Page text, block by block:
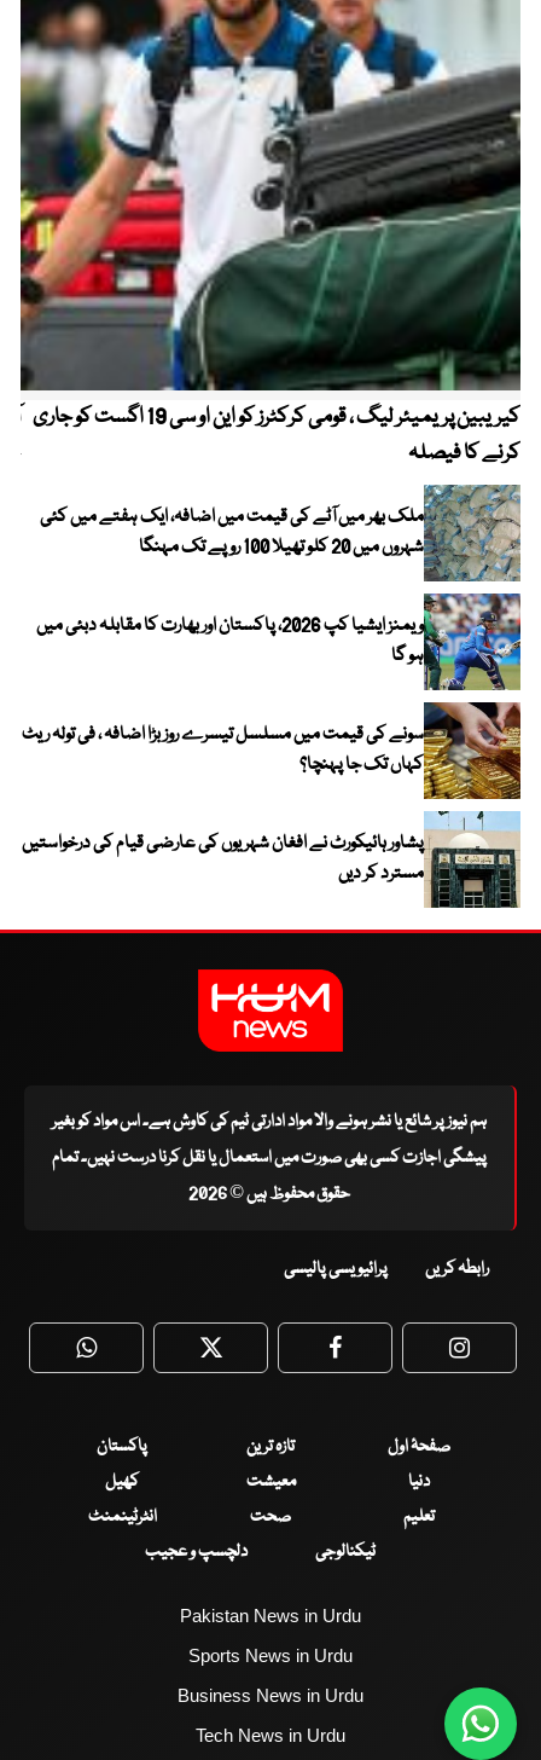
کیریبین پریمیئر لیگ ، قومی کرکٹرز کو این او سی 19 اگست کو جاری
کرنے کا فیصلہ
ملک بھر میں آٹے کی قیمت میں اضافہ، ایک ہفتے میں کئی
شہروں میں 20 کلو تھیلا 100 روپے تک مہنگا
ویمنز ایشیا کپ 2026، پاکستان اور بھارت کا مقابلہ دبئی میں
ہو گا
سونے کی قیمت میں مسلسل تیسرے روز بڑا اضافہ ، فی تولہ ریٹ
کہاں تک جا پہنچا؟
پشاور ہائیکورٹ نے افغان شہریوں کی عارضی قیام کی درخواستیں
مسترد کر دیں
ہم نیوز پر شائع یا نشر ہونے والا مواد ادارتی ٹیم کی کاوش ہے۔ اس مواد کو بغیر
پیشگی اجازت کسی بھی صورت میں استعمال یا نقل کرنا درست نہیں۔ تمام
حقوق محفوظ ہیں © 2026
رابطہ کریں پرائیویسی پالیسی
WhatsApp Twitter Facebook
صفحۂ اول تازہ ترین
پاکستان
دنیا
معیشت
کھیل
تعلیم
صحت
انٹرٹینمنٹ
ٹیکنالوجی
دلچسپ و عجیب
Pakistan News in Urdu
Sports News in Urdu
Business News in Urdu
Tech News in Urdu